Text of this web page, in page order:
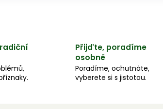
Přijďte, poradíme
osobně
Poradíme, ochutnáte,
vyberete si s jistotou.